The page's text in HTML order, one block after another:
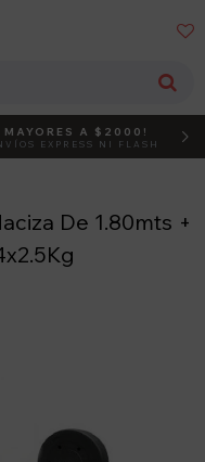

EL CÓDIGO
MAYORES A $2000!
EXPRESS NI FLASH
De 1.80mts +